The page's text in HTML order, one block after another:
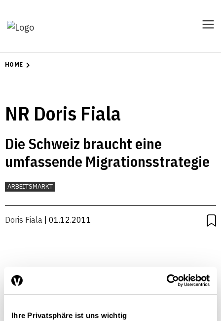
Ihre Privatsphäre ist uns wichtig
HOME
NR Doris Fiala
Die Schweiz braucht eine
umfassende Migrationsstrategie
ARBEITSMARKT
Doris Fiala | 01.12.2011